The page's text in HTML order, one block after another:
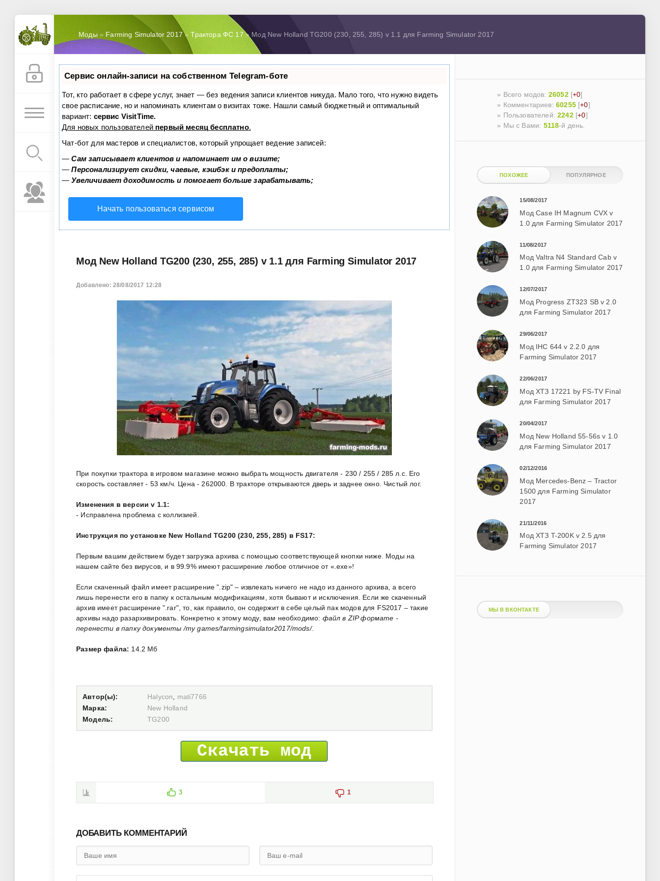
Моды» Farming Simulator 2017»Трактора ФС 17» Мод New Holland TG200 (230, 255, 285) v 1.1 для Farming Simulator 2017
Сервис онлайн-записи на собственном Telegram-боте
Тот, кто работает в сфере услуг, знает — без ведения записи клиентов никуда. Мало того, что нужно видеть
свое расписание, но и напоминать клиентам о визитах тоже. Нашли самый бюджетный и оптимальный
вариант: сервис VisitTime.
Для новых пользователей первый месяц бесплатно.
Чат-бот для мастеров и специалистов, который упрощает ведение записей:
—Сам записывает клиентов и напоминает им о визите;
—Персонализирует скидки, чаевые, кэшбэк и предоплаты;
—Увеличивает доходимость и помогает больше зарабатывать;
Начать пользоваться сервисом
Мод New Holland TG200 (230, 255, 285) v 1.1 для Farming Simulator 2017
Добавлено: 28/08/2017 12:28
При покупки трактора в игровом магазине можно выбрать мощность двигателя - 230 / 255 / 285 л.с. Его
скорость составляет - 53 км/ч. Цена - 262000. В тракторе открываются дверь и заднее окно. Чистый лог.
Изменения в версии v 1.1:
- Исправлена проблема с коллизией.
Инструкция по установке New Holland TG200 (230, 255, 285) в FS17:
Первым вашим действием будет загрузка архива с помощью соответствующей кнопки ниже. Моды на
нашем сайте без вирусов, и в 99.9% имеют расширение любое отличное от «.exe»!
Если скаченный файл имеет расширение ".zip" – извлекать ничего не надо из данного архива, а всего
лишь перенести его в папку к остальным модификациям, хотя бывают и исключения. Если же скаченный
архив имеет расширение ".rar", то, как правило, он содержит в себе целый пак модов для FS2017 – такие
архивы надо разархивировать. Конкретно к этому моду, вам необходимо: файл в ZIP формате -
перенести в папку документы /my games/farmingsimulator2017/mods/.
Размер файла: 14.2 Мб
Автор(ы): Halycon, mati7766
Марка:
New Holland
Модель:
TG200
Скачать мод
3 1
ДОБАВИТЬ КОММЕНТАРИЙ
» Всего модов: 26052[+0]
» Комментариев: 60255[+0]
» Пользователей:2242[+0]
» Мы с Вами: 5118-й день.
ПОХОЖЕЕ ПОПУЛЯРНОЕ
15/08/2017
Мод Case IH Magnum CVX v
1.0 для Farming Simulator 2017
11/08/2017
Мод Valtra N4 Standard Cab v
1.0 для Farming Simulator 2017
12/07/2017
Мод Progress ZT323 SB v 2.0
для Farming Simulator 2017
29/06/2017
Мод IHC 644 v 2.2.0 для
Farming Simulator 2017
22/06/2017
Мод ХТЗ 17221 by FS-TV Final
для Farming Simulator 2017
20/04/2017
Мод New Holland 55-56s v 1.0
для Farming Simulator 2017
02/12/2016
Мод Mercedes-Benz – Tractor
1500 для Farming Simulator
2017
21/11/2016
Мод ХТЗ T-200K v 2.5 для
Farming Simulator 2017
МЫ В ВКОНТАКТЕ